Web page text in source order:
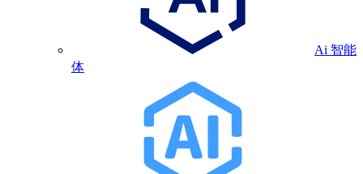
Ai 智能
体